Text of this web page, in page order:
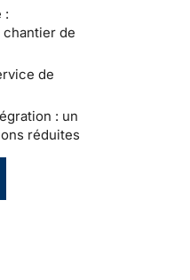
:
chantier de
de
: un
réduites